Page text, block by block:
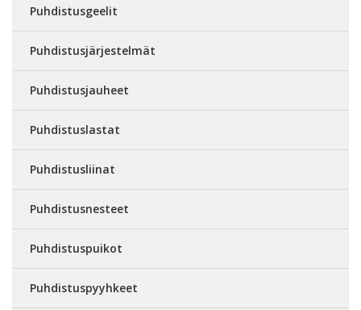
Puhdistusgeelit
Puhdistusjärjestelmät
Puhdistusjauheet
Puhdistuslastat
Puhdistusliinat
Puhdistusnesteet
Puhdistuspuikot
Puhdistuspyyhkeet